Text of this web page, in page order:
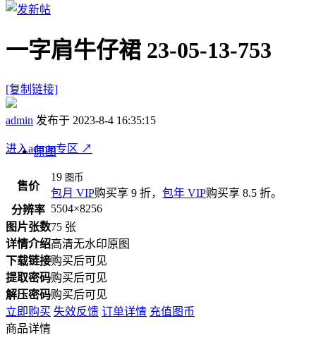
一字肩牛仔裙 23-05-13-753
[复制链接]
admin 发布于 2023-8-4 16:35:15
进入admin专区 ↗
原图
售价
19 图币
包月 VIP购买享 9 折， 包年 VIP购买享 8.5 折。
分辨率 5504×8256
图片张数75 张
详情介绍高清无水印原图
下载链接购买后可见
提取密码购买后可见
解压密码购买后可见
立即购买 失效反馈 订单详情 充值图币
商品详情